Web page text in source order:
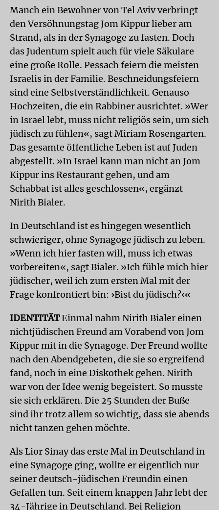
Manch ein Bewohner von Tel Aviv verbringt
den Versöhnungstag Jom Kippur lieber am
Strand, als in der Synagoge zu fasten. Doch
das Judentum spielt auch für viele Säkulare
eine große Rolle. Pessach feiern die meisten
Israelis in der Familie. Beschneidungsfeiern
sind eine Selbstverständlichkeit. Genauso
Hochzeiten, die ein Rabbiner ausrichtet. »Wer
in Israel lebt, muss nicht religiös sein, um sich
jüdisch zu fühlen«, sagt Miriam Rosengarten.
Das gesamte öffentliche Leben ist auf Juden
abgestellt. »In Israel kann man nicht an Jom
Kippur ins Restaurant gehen, und am
Schabbat ist alles geschlossen«, ergänzt
Nirith Bialer.
In Deutschland ist es hingegen wesentlich
schwieriger, ohne Synagoge jüdisch zu leben.
»Wenn ich hier fasten will, muss ich etwas
vorbereiten«, sagt Bialer. »Ich fühle mich hier
jüdischer, weil ich zum ersten Mal mit der
Frage konfrontiert bin: ›Bist du jüdisch?‹«
IDENTITÄTEinmal nahm Nirith Bialer einen
nichtjüdischen Freund am Vorabend von Jom
Kippur mit in die Synagoge. Der Freund wollte
nach den Abendgebeten, die sie so ergreifend
fand, noch in eine Diskothek gehen. Nirith
war von der Idee wenig begeistert. So musste
sie sich erklären. Die 25 Stunden der Buße
sind ihr trotz allem so wichtig, dass sie abends
nicht tanzen gehen möchte.
Als Lior Sinay das erste Mal in Deutschland in
eine Synagoge ging, wollte er eigentlich nur
seiner deutsch-jüdischen Freundin einen
Gefallen tun. Seit einem knappen Jahr lebt der
34-Jährige in Deutschland. Bei Religion